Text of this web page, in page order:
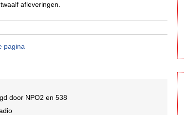
afleveringen.
pagina
door NPO2 en 538